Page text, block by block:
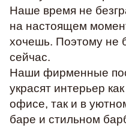
Наше время не
на настоящем
хочешь. Поэтому не
сейчас.
Наши фирменные
украсят интерьер
офисе, так и в
баре и стильном